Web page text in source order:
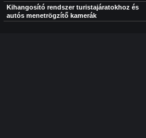
Kihangosító rendszer turistajáratokhoz és
autós menetrögzítő kamerák